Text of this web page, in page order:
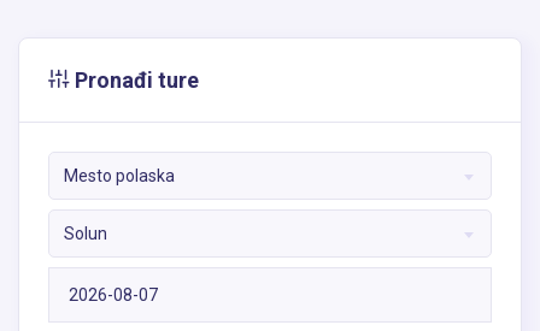
Pronađi ture
Mesto polaska
Solun